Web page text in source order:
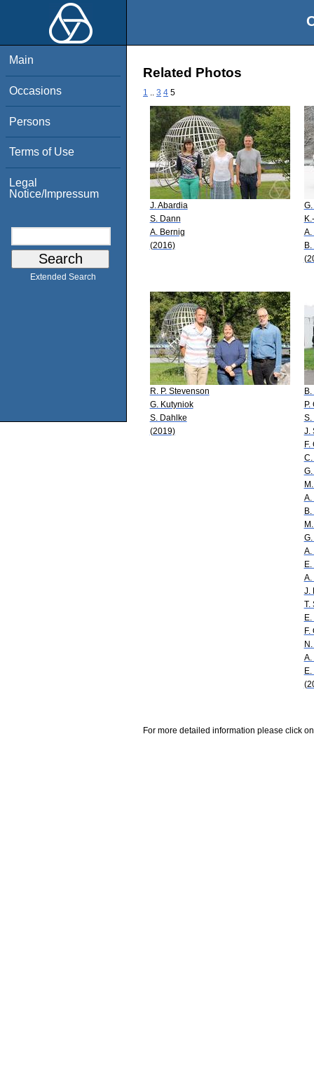
Main
Occasions
Persons
Terms of Use
Legal
Notice/Impressum
Extended Search
Related Photos
1 3 4 5
J. Abardia
S. Dann
A. Bernig
(2016)
A.
R. P. Stevenson
G. Kutyniok
S. Dahlke
(2019)
P.
S.
J.
F.
A.
A.
A.
J.
T.
F.
A.
For more detailed information please click